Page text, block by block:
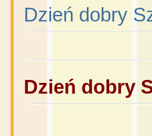
Dzień dobry
Dzień dobry